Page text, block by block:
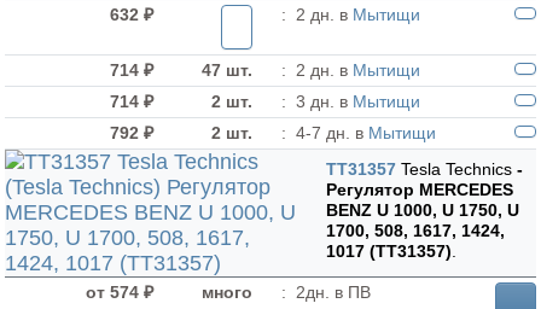
632 ₽ : 2 дн. в Мытищи
714 ₽ 47 шт. : 2 дн. в Мытищи
714 ₽
2 шт. : 3 дн. в Мытищи
792 ₽
2 шт. : 4-7 дн. в Мытищи
TT31357 Tesla Technics -
Регулятор MERCEDES
BENZ U 1000, U 1750, U
1700, 508, 1617, 1424,
1017 (TT31357).
от 574 ₽ много : 2дн. в ПВ